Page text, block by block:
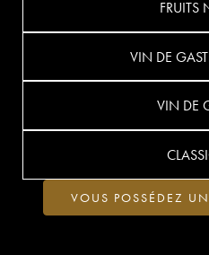
FRUITS
VIN DE
VIN DE
VOUS POSSÉDEZ